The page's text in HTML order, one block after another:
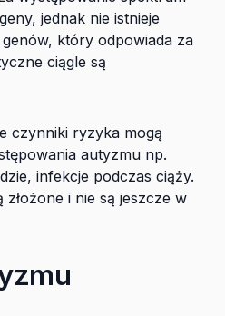
jednak nie istnieje
który odpowiada za
ciągle są
czynniki ryzyka mogą
autyzmu np.
infekcje podczas ciąży.
i nie są jeszcze w